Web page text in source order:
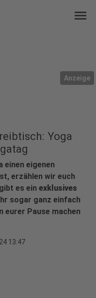
menu
Anzeige
Yoga
einen eigenen
erzählen wir euch
es ein exklusives
sogar ganz einfach
eurer Pause machen
13:47